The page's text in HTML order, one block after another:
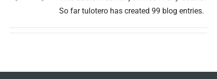
So far tulotero has created 99 blog entries.